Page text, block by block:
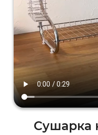
Сушарка